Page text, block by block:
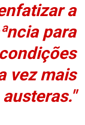
a
para
vez mais
austeras."